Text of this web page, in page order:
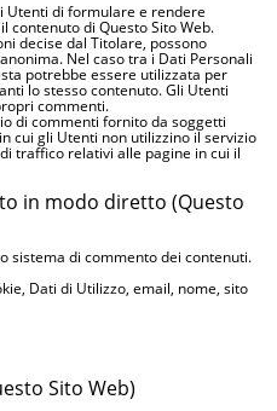
Utenti di formulare e rendere
di Questo Sito Web.
decise dal Titolare, possono
Nel caso tra i Dati Personali
potrebbe essere utilizzata per
lo stesso contenuto. Gli Utenti
commenti.
di commenti fornito da soggetti
cui gli Utenti non utilizzino il servizio
traffico relativi alle pagine in cui il
in modo diretto (Questo
sistema di commento dei contenuti.
Dati di Utilizzo, email, nome, sito
Sito Web)